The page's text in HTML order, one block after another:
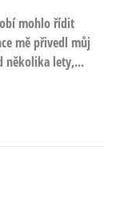
mohlo řídit
mě přivedl můj
několika lety,...